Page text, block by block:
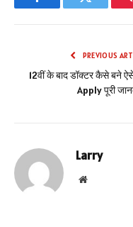
FacebookTwitter
PREVIOUS
12वीं के बाद डॉक्टर कैसे बने
Apply पूरी
Larry
Website